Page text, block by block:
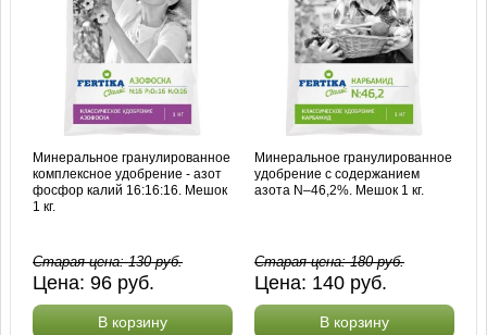
Минеральное гранулированное
комплексное удобрение - азот
фосфор калий 16:16:16. Мешок
1 кг.
Старая цена:130руб.
Цена:96 руб.
В корзину
Минеральное гранулированное
удобрение с содержанием
азота N–46,2%. Мешок 1 кг.
Старая цена:180руб.
Цена: 140 руб.
В корзину